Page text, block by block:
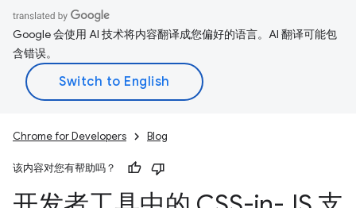
Google 会使用 AI 技术将内容翻译成您偏好的语言。AI 翻译可能包
含错误。
Chrome for Developers Blog
该内容对您有帮助吗？